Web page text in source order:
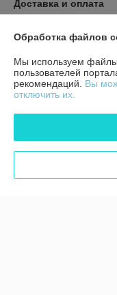
Доставка и оплата
График работы
Полная версия сайта
Политика обработки
Сайт создан на
Обработка файлов
Мы используем файлы
пользователей
рекомендаций. Вы
отключить их.